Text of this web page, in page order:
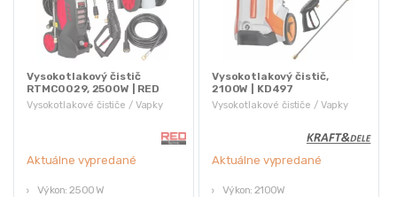
Vysokotlakové čističe / Vapky
Vysokotlakový čistič
RTMC0029, 2500W | RED
TECHNIC
Aktuálne vypredané
Výkon: 2500 W
Vysokotlakové čističe / Vapky
Vysokotlakový čistič,
2100W | KD497
Aktuálne vypredané
Výkon: 2100W